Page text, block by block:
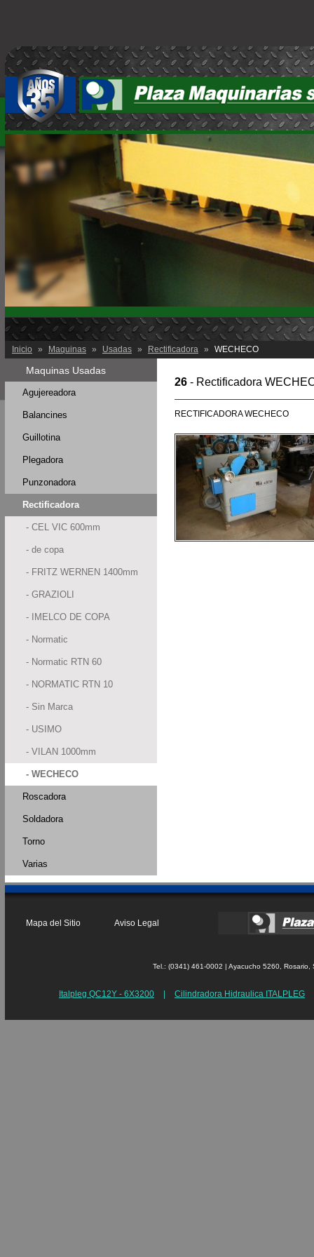
Inicio » Maquinas » Usadas » Rectificadora » WECHECO
Maquinas Usadas
Agujereadora
Balancines
Guillotina
Plegadora
Punzonadora
Rectificadora
- CEL VIC 600mm
- de copa
- FRITZ WERNEN 1400mm
- GRAZIOLI
- IMELCO DE COPA
- Normatic
- Normatic RTN 60
- NORMATIC RTN 10
- Sin Marca
- USIMO
- VILAN 1000mm
- WECHECO
Roscadora
Soldadora
Torno
Varias
26 - Rectificadora
RECTIFICADORA WECHECO
Mapa del Sitio Aviso Legal
Tel.: (0341) 461-0002 | Ayacucho 5260,
Italpleg QC12Y - 6X3200 Cilindradora Hidraulica ITALPLEG